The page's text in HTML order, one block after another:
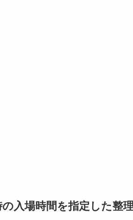
入場時間を指定した整